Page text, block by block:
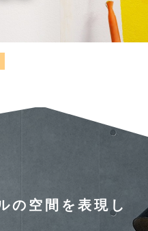
ーム！無料診断受付中
の空間を表現し